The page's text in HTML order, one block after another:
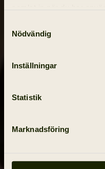
Nödvändig
Inställningar
Statistik
Marknadsföring